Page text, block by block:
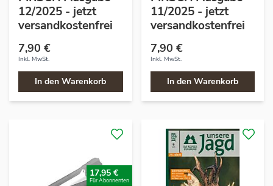
12/2025 - jetzt
versandkostenfrei
7,90 €
Inkl. MwSt.
In den Warenkorb
11/2025 - jetzt
versandkostenfrei
7,90 €
Inkl. MwSt.
In den Warenkorb
17,95 €
Für Abonnenten